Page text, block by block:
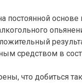
постоянной
средством в
что добиться